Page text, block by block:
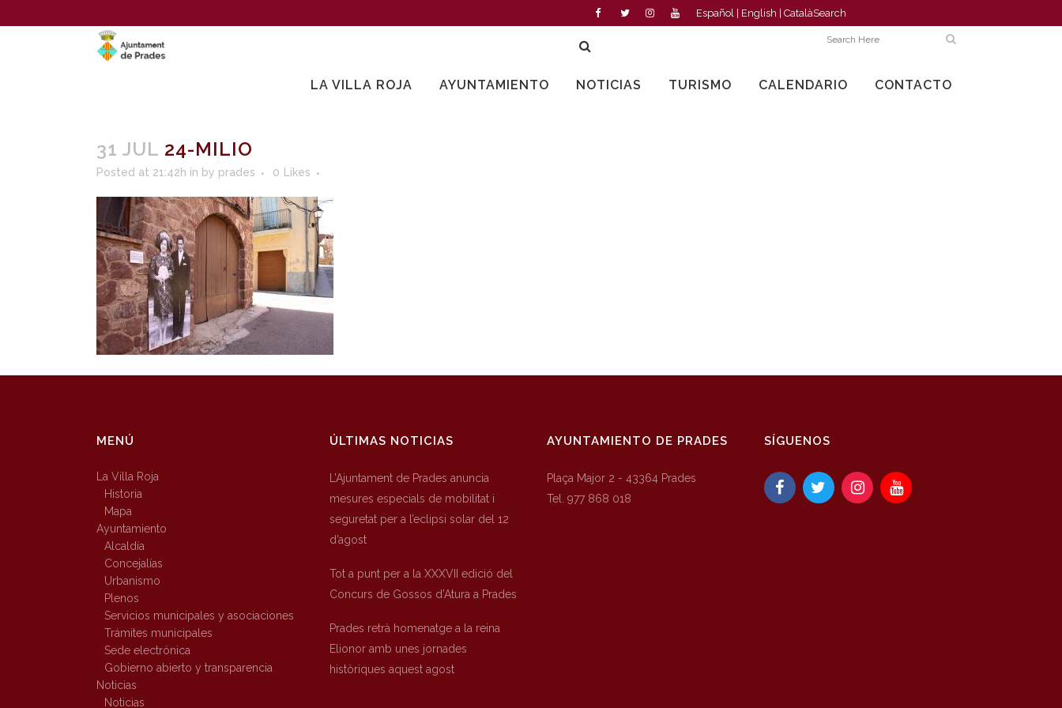
Español English CatalàSearch
LA VILLA ROJA AYUNTAMIENTO NOTICIAS TURISMO CALENDARIO CONTACTO
31 JUL 24-MILIO
Posted at 21:42h in by prades 0 Likes
MENÚ
La Villa Roja
Historia
Mapa
Ayuntamiento
Alcaldía
Concejalías
Urbanismo
Plenos
Servicios municipales y asociaciones
Trámites municipales
Sede electrónica
Gobierno abierto y transparencia
Noticias
Noticias
ÚLTIMAS NOTICIAS
L’Ajuntament de Prades anuncia
mesures especials de mobilitat i
seguretat per a l’eclipsi solar del 12
d’agost
Tot a punt per a la XXXVII edició del
Concurs de Gossos d’Atura a Prades
Prades retrà homenatge a la reina
Elionor amb unes jornades
històriques aquest agost
AYUNTAMIENTO DE PRADES
Plaça Major 2 - 43364 Prades
Tel. 977 868 018
SÍGUENOS